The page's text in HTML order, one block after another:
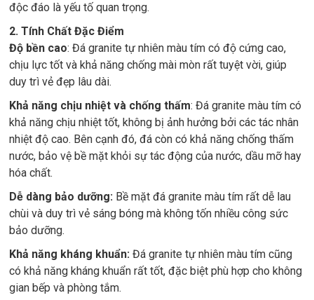
độc đáo là yếu tố quan trọng.
2. Tính Chất Đặc Điểm
Độ bền cao: Đá granite tự nhiên màu tím có độ cứng cao,
chịu lực tốt và khả năng chống mài mòn rất tuyệt vời, giúp
duy trì vẻ đẹp lâu dài.
Khả năng chịu nhiệt và chống thấm: Đá granite màu tím có
khả năng chịu nhiệt tốt, không bị ảnh hưởng bởi các tác nhân
nhiệt độ cao. Bên cạnh đó, đá còn có khả năng chống thấm
nước, bảo vệ bề mặt khỏi sự tác động của nước, dầu mỡ hay
hóa chất.
Dễ dàng bảo dưỡng: Bề mặt đá granite màu tím rất dễ lau
chùi và duy trì vẻ sáng bóng mà không tốn nhiều công sức
bảo dưỡng.
Khả năng kháng khuẩn: Đá granite tự nhiên màu tím cũng
có khả năng kháng khuẩn rất tốt, đặc biệt phù hợp cho không
gian bếp và phòng tắm.